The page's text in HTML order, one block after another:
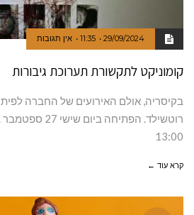
29/09/2024
11:35 אין תגובות
קומוניקט לתקשורת תערוכת גיבורות
בקיסריה, אולם האירועים של החברה
13:00
קרא עוד ←